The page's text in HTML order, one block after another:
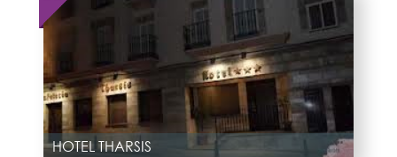
HOTEL THARSIS